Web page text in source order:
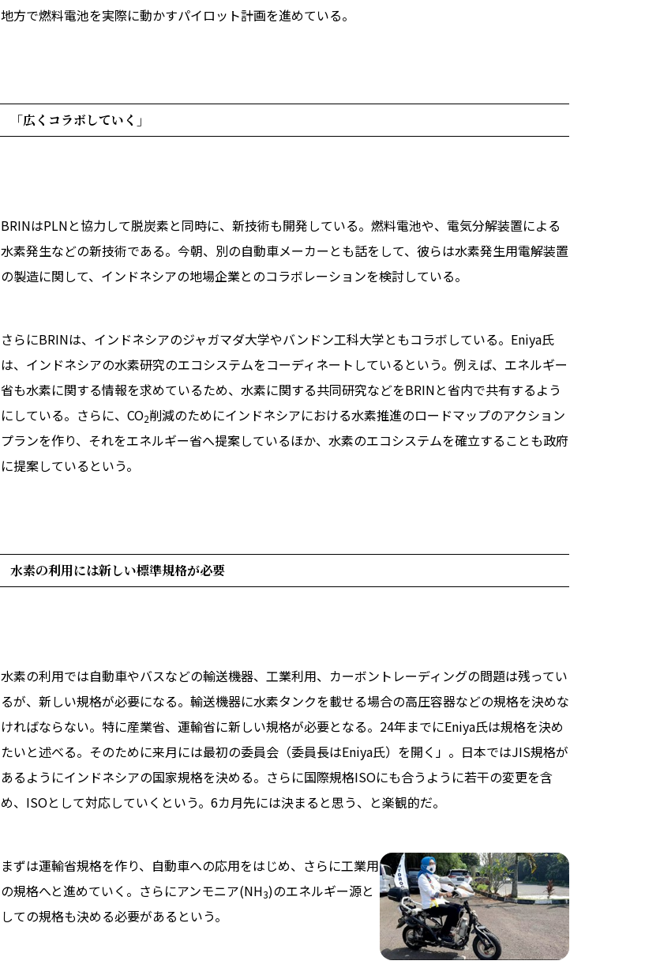
地方で燃料電池を実際に動かすパイロット計画を進めている。
「広くコラボしていく」
BRINはPLNと協力して脱炭素と同時に、新技術も開発している。燃料電池や、電気分解装置による
水素発生などの新技術である。今朝、別の自動車メーカーとも話をして、彼らは水素発生用電解装置
の製造に関して、インドネシアの地場企業とのコラボレーションを検討している。
さらにBRINは、インドネシアのジャガマダ大学やバンドン工科大学ともコラボしている。Eniya氏
は、インドネシアの水素研究のエコシステムをコーディネートしているという。例えば、エネルギー
省も水素に関する情報を求めているため、水素に関する共同研究などをBRINと省内で共有するよう
にしている。さらに、CO2削減のためにインドネシアにおける水素推進のロードマップのアクション
プランを作り、それをエネルギー省へ提案しているほか、水素のエコシステムを確立することも政府
に提案しているという。
水素の利用には新しい標準規格が必要
水素の利用では自動車やバスなどの輸送機器、工業利用、カーボントレーディングの問題は残ってい
るが、新しい規格が必要になる。輸送機器に水素タンクを載せる場合の高圧容器などの規格を決めな
ければならない。特に産業省、運輸省に新しい規格が必要となる。24年までにEniya氏は規格を決め
たいと述べる。そのために来月には最初の委員会（委員長はEniya氏）を開く」。日本ではJIS規格が
あるようにインドネシアの国家規格を決める。さらに国際規格ISOにも合うように若干の変更を含
め、ISOとして対応していくという。6カ月先には決まると思う、と楽観的だ。
まずは運輸省規格を作り、自動車への応用をはじめ、さらに工業用
の規格へと進めていく。さらにアンモニア(NH3)のエネルギー源と
しての規格も決める必要があるという。